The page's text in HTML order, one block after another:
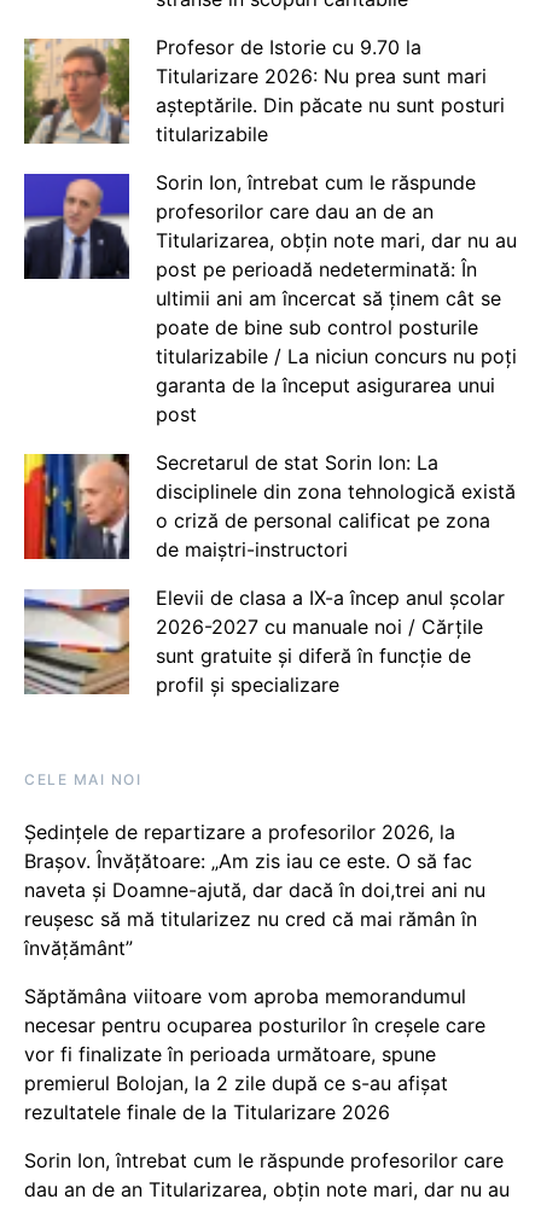
Profesor de Istorie cu 9.70 la
Titularizare 2026: Nu prea sunt mari
așteptările. Din păcate nu sunt posturi
titularizabile
Sorin Ion, întrebat cum le răspunde
profesorilor care dau an de an
Titularizarea, obțin note mari, dar nu au
post pe perioadă nedeterminată: În
ultimii ani am încercat să ținem cât se
poate de bine sub control posturile
titularizabile / La niciun concurs nu poți
garanta de la început asigurarea unui
post
Secretarul de stat Sorin Ion: La
disciplinele din zona tehnologică există
o criză de personal calificat pe zona
de maiștri-instructori
Elevii de clasa a IX-a încep anul școlar
2026-2027 cu manuale noi / Cărțile
sunt gratuite și diferă în funcție de
profil și specializare
CELE MAI NOI
Ședințele de repartizare a profesorilor 2026, la
Brașov. Învățătoare: „Am zis iau ce este. O să fac
naveta și Doamne-ajută, dar dacă în doi,trei ani nu
reușesc să mă titularizez nu cred că mai rămân în
învățământ”
Săptămâna viitoare vom aproba memorandumul
necesar pentru ocuparea posturilor în creșele care
vor fi finalizate în perioada următoare, spune
premierul Bolojan, la 2 zile după ce s-au afișat
rezultatele finale de la Titularizare 2026
Sorin Ion, întrebat cum le răspunde profesorilor care
dau an de an Titularizarea, obțin note mari, dar nu au